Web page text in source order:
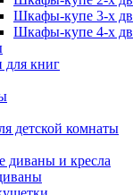
Шкафы-купе 3-х
Шкафы-купе 4-х
для книг
детской комнаты
диваны и кресла